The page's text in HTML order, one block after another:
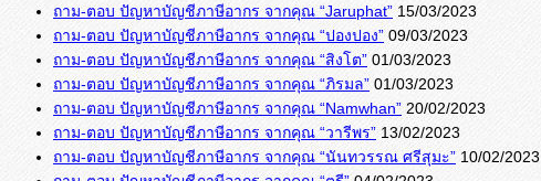
ถาม-ตอบ ปัญหาบัญชีภาษีอากร จากคุณ “Jaruphat” 15/03/2023
ถาม-ตอบ ปัญหาบัญชีภาษีอากร จากคุณ “ปองปอง” 09/03/2023
ถาม-ตอบ ปัญหาบัญชีภาษีอากร จากคุณ “สิงโต” 01/03/2023
ถาม-ตอบ ปัญหาบัญชีภาษีอากร จากคุณ “ภิรมล” 01/03/2023
ถาม-ตอบ ปัญหาบัญชีภาษีอากร จากคุณ “Namwhan” 20/02/2023
ถาม-ตอบ ปัญหาบัญชีภาษีอากร จากคุณ “วารีพร” 13/02/2023
ถาม-ตอบ ปัญหาบัญชีภาษีอากร จากคุณ “นันทวรรณ ศรีสุมะ” 10/02/2023